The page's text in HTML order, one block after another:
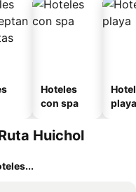
Hoteles
con spa
playa
Huichol